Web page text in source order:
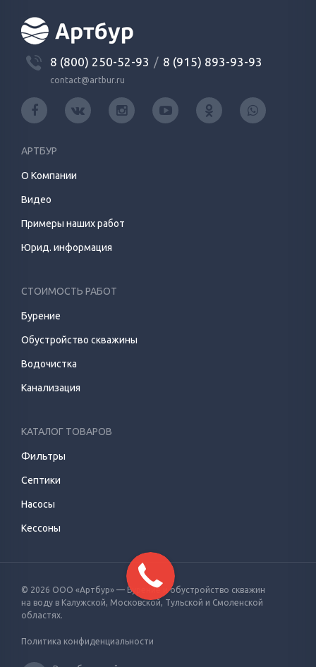
8 (800) 250-52-93 / 8 (915) 893-93-93
contact@artbur.ru
АРТБУР
О Компании
Видео
Примеры наших работ
Юрид. информация
СТОИМОСТЬ РАБОТ
Бурение
Обустройство скважины
Водочистка
Канализация
КАТАЛОГ ТОВАРОВ
Фильтры
Септики
Насосы
Кессоны
© 2026 ООО «Артбур» — Бурение и обустройство скважин
на воду в Калужской, Московской, Тульской и Смоленской
областях.
Политика конфиденциальности